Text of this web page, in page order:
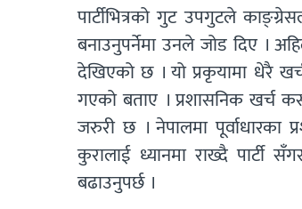
पार्टीभित्रको गुट उपगुटले
बनाउनुपर्नेमा उनले जोड दिए ।
देखिएको छ । यो प्रकृयामा धेरै
गएको बताए । प्रशासनिक खर्च
जरुरी छ । नेपालमा
कुरालाई ध्यानमा राख्दै पार्टी
बढाउनुपर्छ ।